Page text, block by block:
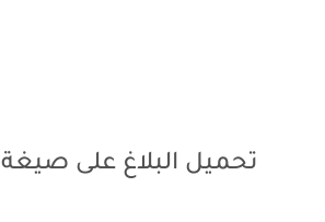
تحميل البلاغ على صيغة pdf :